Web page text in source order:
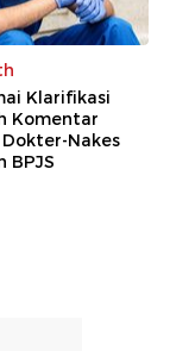
Klarifikasi
Komentar
Nakes
BPJS